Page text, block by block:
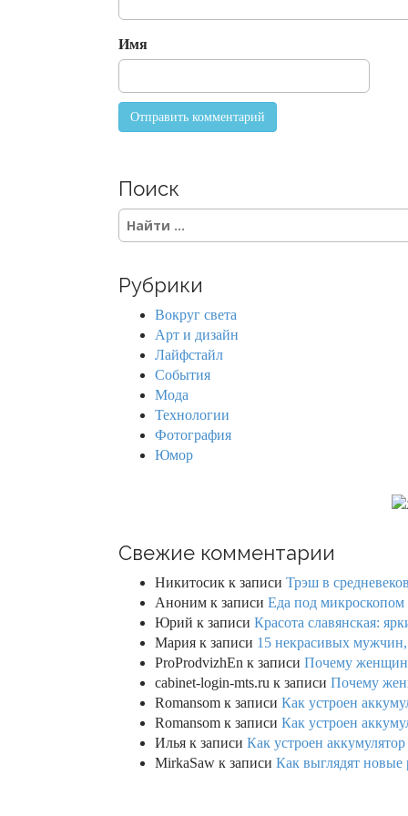
n
Имя
Поиск
S
e
c
Рубрики
Вокруг света
Арт и дизайн
Лайфстайл
События
Мода
Технологии
Фотография
Юмор
Свежие комментарии
Никитосик к записи Трэш в
Аноним к записи Еда под микроскопом
Юрий к записи Красота славянская:
Мария к записи 15 некрасивых
ProProdvizhEn к записи Почему
cabinet-login-mts.ru к записи Почему
Romansom к записи Как устроен
Romansom к записи Как устроен
Илья к записи Как устроен
MirkaSaw к записи Как выглядят новые